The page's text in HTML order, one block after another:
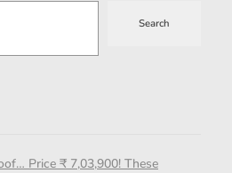
Search
Price ₹ 7,03,900! These